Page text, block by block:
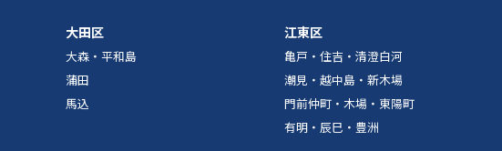
大田区
大森・平和島
蒲田
馬込
江東区
亀戸・住吉・清澄白河
潮見・越中島・新木場
門前仲町・木場・東陽町
有明・辰巳・豊洲